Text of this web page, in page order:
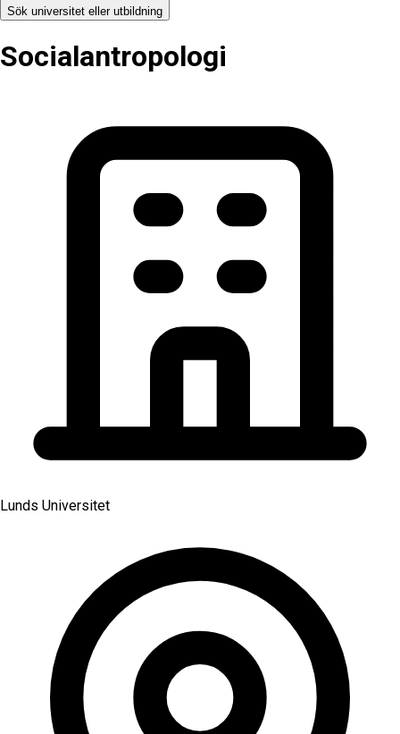
Sök universitet eller utbildning
Social­antropologi
Lunds Universitet